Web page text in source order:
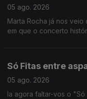
05 ago. 2026
Marta Rocha já nos
em que o concerto
Só Fitas entre
05 ago. 2026
Ia agora faltar-vos o